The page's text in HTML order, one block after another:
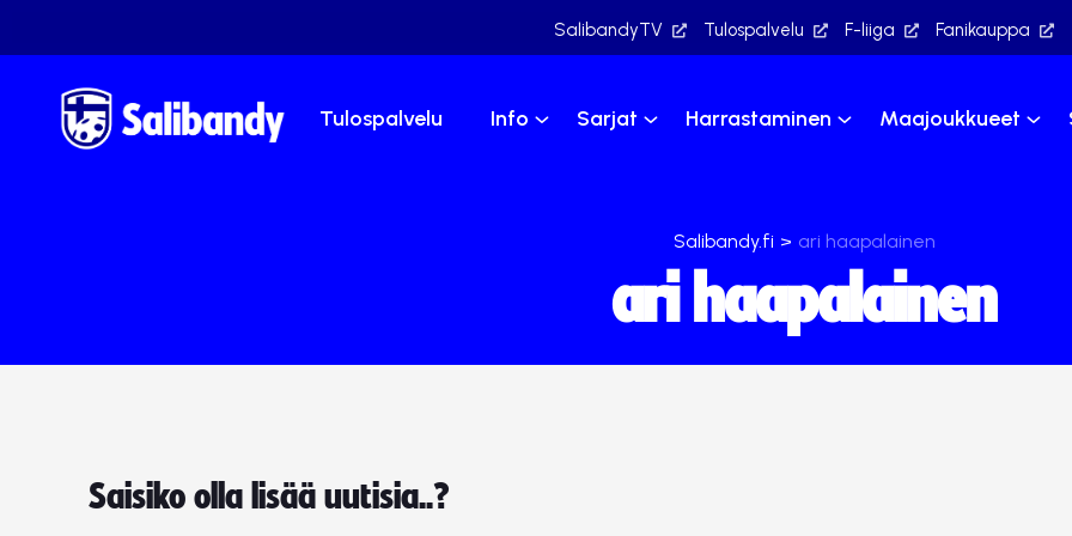
SalibandyTV Tulospalvelu F-liiga Fanikauppa
Tulospalvelu Info Sarjat Harrastaminen Maajoukkueet
Salibandy.fi > ari haapalainen
ari haapalainen
Saisiko olla lisää uutisia..?